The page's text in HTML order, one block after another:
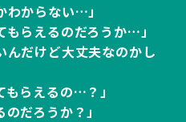
わからない…」
もらえるのだろうか…」
んだけど大丈夫なのかし
もらえるの…？」
だろうか？」